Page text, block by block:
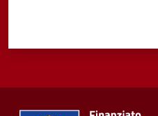
Servizi